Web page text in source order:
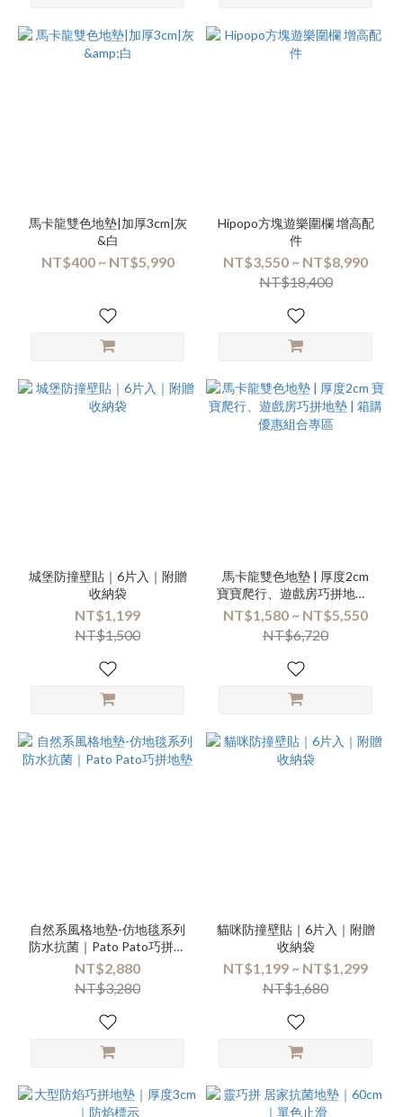
馬卡龍雙色地墊|加厚3cm|灰
&白
NT$400 ~ NT$5,990
Hipopo方塊遊樂圍欄 增高配
件
NT$3,550 ~ NT$8,990
NT$18,400
城堡防撞壁貼｜6片入｜附贈
收納袋
NT$1,199
NT$1,500
馬卡龍雙色地墊 | 厚度2cm
寶寶爬行、遊戲房巧拼地墊 |
箱購優惠組合專區
NT$1,580 ~ NT$5,550
NT$6,720
自然系風格地墊-仿地毯系列
防水抗菌｜Pato Pato巧拼地
墊
NT$2,880
NT$3,280
貓咪防撞壁貼｜6片入｜附贈
收納袋
NT$1,199 ~ NT$1,299
NT$1,680